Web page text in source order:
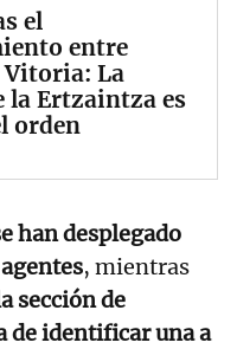
el
entre
Vitoria: La
la Ertzaintza es
orden
han desplegado
, mientras
sección de
de identificar una a